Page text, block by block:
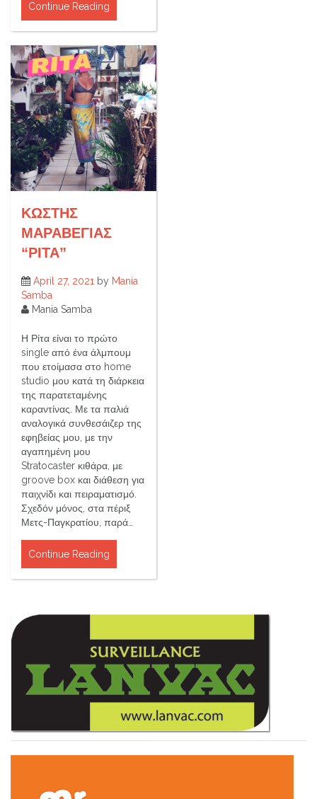
Continue Reading
ΚΩΣΤΗΣ
ΜΑΡΑΒΕΓΙΑΣ
“ΡΙΤΑ”
April 27, 2021 by Mania
Samba
Mania Samba
Η Ρίτα είναι το πρώτο
single από ένα άλμπουμ
που ετοίμασα στο home
studio μου κατά τη διάρκεια
της παρατεταμένης
καραντίνας. Με τα παλιά
αναλογικά συνθεσάιζερ της
εφηβείας μου, με την
αγαπημένη μου
Stratocaster κιθάρα, με
groove box και διάθεση για
παιχνίδι και πειραματισμό.
Σχεδόν μόνος, στα πέριξ
Μετς-Παγκρατίου, παρά…
Continue Reading